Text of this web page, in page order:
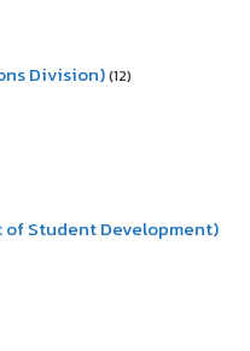
Division)(12)
Student Development)